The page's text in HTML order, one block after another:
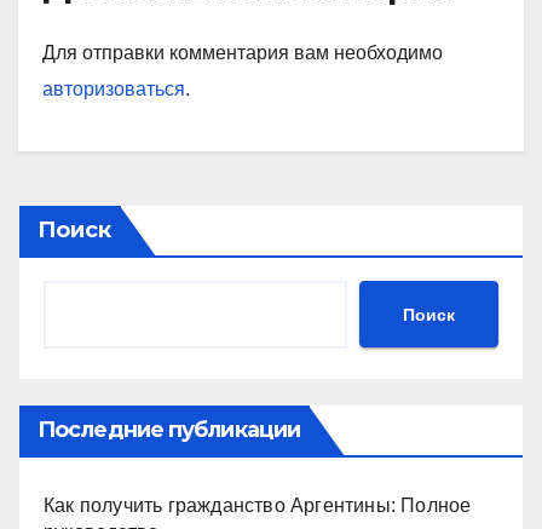
Для отправки комментария вам необходимо
авторизоваться.
Поиск
Поиск
Последние публикации
Как получить гражданство Аргентины: Полное